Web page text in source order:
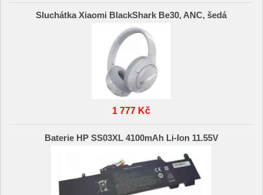
Sluchátka Xiaomi BlackShark Be30, ANC, šedá
1 777 Kč
Baterie HP SS03XL 4100mAh Li-Ion 11.55V